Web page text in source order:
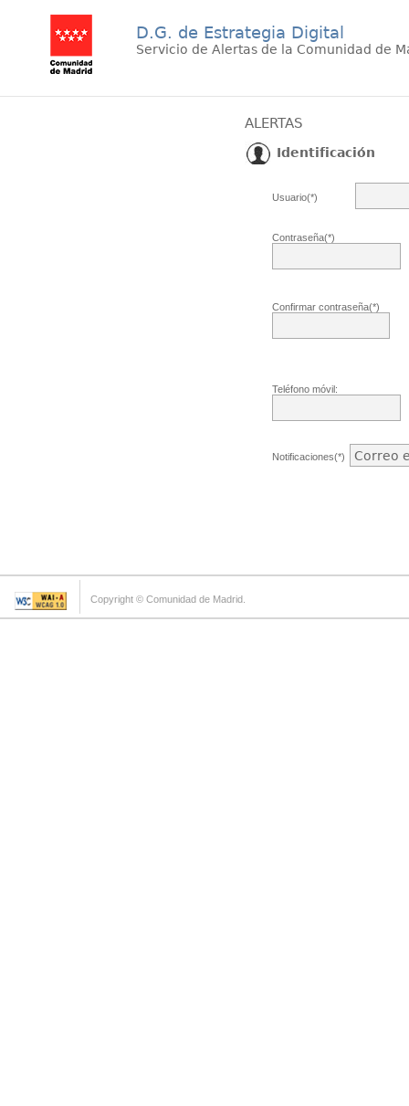
D.G. de Estrategia Digital
Servicio de Alertas de la Comunidad de
ALERTAS
Identificación
Usuario(*)
Contraseña(*)
Confirmar contraseña(*)
Teléfono móvil:
Notificaciones(*)
Copyright © Comunidad de Madrid.